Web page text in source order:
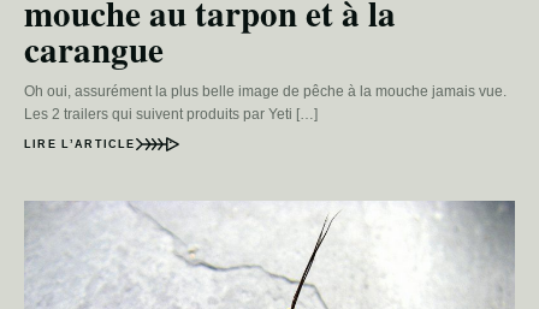
mouche au tarpon et à la
carangue
Oh oui, assurément la plus belle image de pêche à la mouche jamais vue.
Les 2 trailers qui suivent produits par Yeti […]
LIRE L’ARTICLE